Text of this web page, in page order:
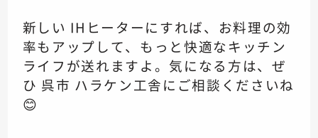
新しい IHヒーターにすれば、お料理の効
率もアップして、もっと快適なキッチン
ライフが送れますよ。気になる方は、ぜ
ひ 呉市 ハラケン工舎にご相談くださいね
😊